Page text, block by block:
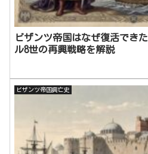
ビザンツ帝国はなぜ復活でき
ル8世の再興戦略を解説
ビザンツ帝国興亡史